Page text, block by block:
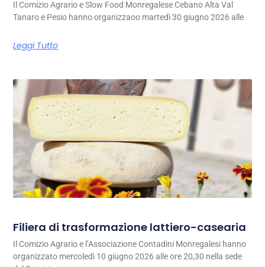
Il Comizio Agrario e Slow Food Monregalese Cebano Alta Val
Tanaro e Pesio hanno organizzaoo martedì 30 giugno 2026 alle
Leggi Tutto
Filiera di trasformazione lattiero-casearia
Il Comizio Agrario e l’Associazione Contadini Monregalesi hanno
organizzato mercoledì 10 giugno 2026 alle ore 20,30 nella sede